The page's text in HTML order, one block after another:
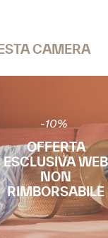
CAMERA
OFFERTA
ESCLUSIVA WEB
NON
RIMBORSABILE
-10%